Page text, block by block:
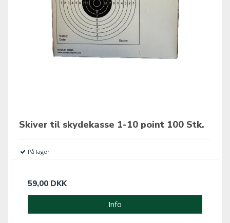
Skiver til skydekasse 1-10 point 100 Stk.
På lager
59,00 DKK
Info